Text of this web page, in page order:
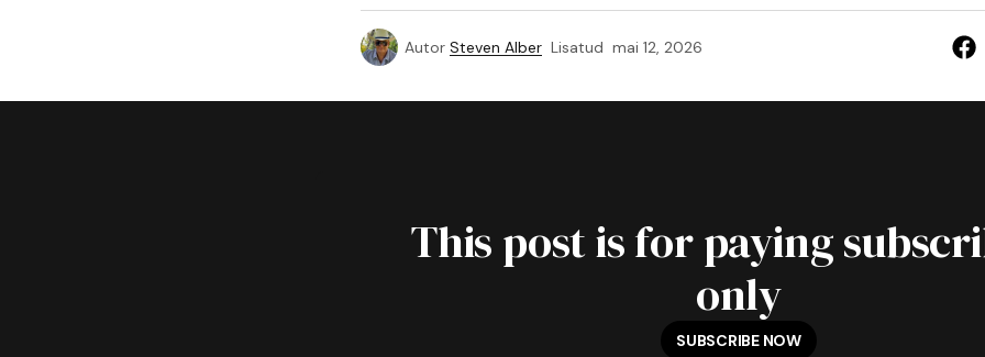
Autor Steven Alber Lisatud mai 12, 2026
This post is for paying
only
SUBSCRIBE NOW